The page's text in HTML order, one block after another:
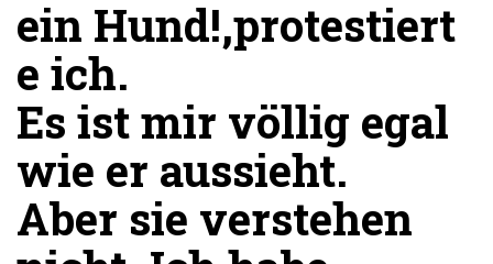
ein Hund!,protestiert
e ich.
Es ist mir völlig egal
wie er aussieht.
Aber sie verstehen